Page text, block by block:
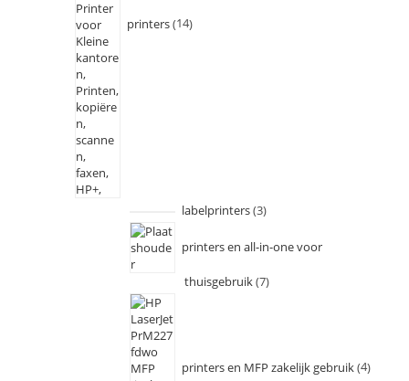
printers 14
labelprinters 3
printers en all-in-one voor
thuisgebruik 7
printers en MFP zakelijk gebruik 4